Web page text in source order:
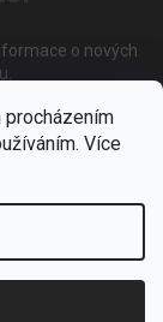
procházením
Více
o nových
osobních